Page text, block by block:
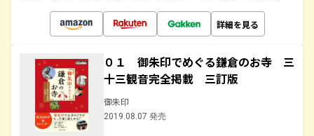
詳細を見る
０１ 御朱印でめぐる鎌倉のお寺 三
十三観音完全掲載 三訂版
御朱印
2019.08.07 発売